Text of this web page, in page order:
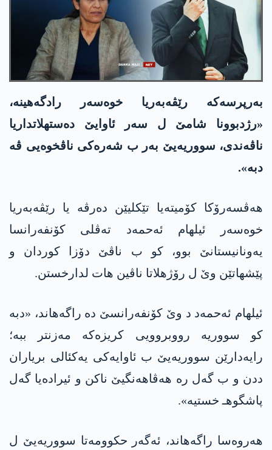
بەرپرسەکە رێڤەبەریا خوەسەر رادگەهینە،
«رژدبوونا شامێ ل سەر ئاوایێ دەستهلاتداریا
ناڤەندی، سووریەیێ بەر ب شەرەکی ناڤخوەیی ڤە
دبە».
هەڤسەرۆکا کۆمیتەیا تێکلیێن دەرڤە یا رێڤەبەریا
خوەسەر ئیلهام ئه‌حمه‌د تەڤلی کۆنفەرانسا
یەونانیستانێ بوو، کو ب ناڤێ دۆزا کوردان و
پێشهاتێن وێ ل رۆژهلاتا ناڤین هات لدارخستن.
ئیلهام ئه‌حمه‌د د وێ کۆنفەرانسێ دە راگەهاند، «دبە
کو سووریە رووبروویی کریزەکە مەزنتر ببە؛
رایەدارێن سووریەیێ ب ئاوایەکی یەکئالی بریاران
ددن و ب گەل رە هەڤاهەنگیێ ناکن و ئیرادەیا گەل
پاشگوهـ خستیە».
هەروەسا راگەهاند، ئەگەر حکوومەتا سووریەیێ ل